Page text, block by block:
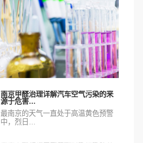
南京甲醛治理详解汽车空气污染的来
源于危害…
最南京的天气一直处于高温黄色预警
中，烈日…